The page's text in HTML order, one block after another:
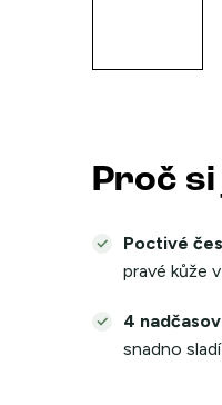
Proč si
Poctivé
pravé kůže
4
snadno